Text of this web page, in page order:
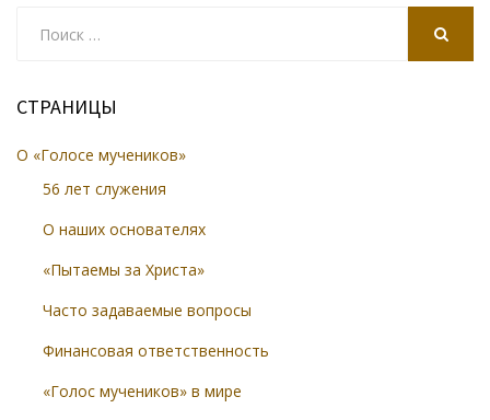
СТРАНИЦЫ
О «Голосе мучеников»
56 лет служения
О наших основателях
«Пытаемы за Христа»
Часто задаваемые вопросы
Финансовая ответственность
«Голос мучеников» в мире